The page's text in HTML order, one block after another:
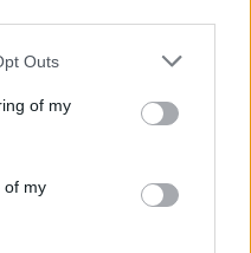
Outs
of my
of my
kapott, és emiatt
SIC Fesztre tervezett